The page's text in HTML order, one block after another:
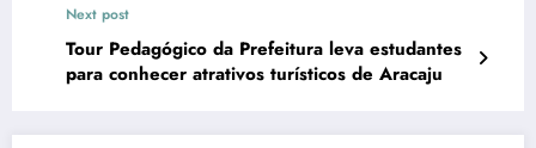
Next post
Tour Pedagógico da Prefeitura leva estudantes
para conhecer atrativos turísticos de Aracaju